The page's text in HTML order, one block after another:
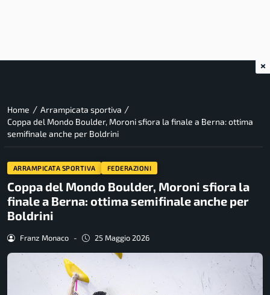
Home / Arrampicata sportiva /
Coppa del Mondo Boulder, Moroni sfiora la finale a Berna: ottima
semifinale anche per Boldrini
ARRAMPICATA SPORTIVA FEDERAZIONI
Coppa del Mondo Boulder, Moroni sfiora la
finale a Berna: ottima semifinale anche per
Boldrini
Franz Monaco - 25 Maggio 2026
×